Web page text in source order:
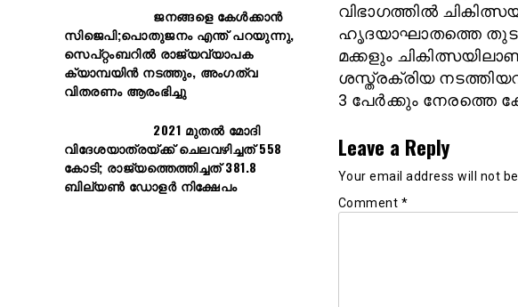
വിഭാഗത്തിൽ
ഹൃദയാഘാതത്തെ
മക്കളും
ശസ്ത്രക്രിയ
3 പേർക്കും നേരത്തെ
Leave a Reply
Your email address will not be
Comment *
ജനങ്ങളെ കേൾക്കാൻ
സിജെപി;പൊതുജനം എന്ത് പറയുന്നു,
സെപ്റ്റംബറിൽ രാജ്യവ്യാപക
ക്യാമ്പയിൻ നടത്തും, അംഗത്വ
വിതരണം ആരംഭിച്ചു
2021 മുതൽ മോദി
വിദേശയാത്രയ്ക്ക് ചെലവഴിച്ചത് 558
കോടി; രാജ്യത്തെത്തിച്ചത് 381.8
ബില്യൺ ഡോളർ നിക്ഷേപം